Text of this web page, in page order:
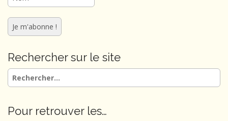
Rechercher sur le site
Rechercher :
Pour retrouver les…